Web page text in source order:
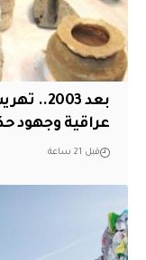
عراقية وجهود
قبل 21 ساعة